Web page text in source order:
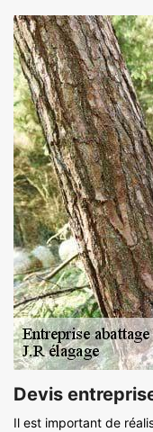
Devis
Il est important de